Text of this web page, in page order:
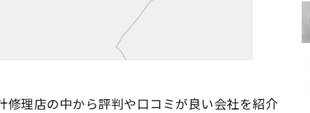
修理店の中から評判や口コミが良い会社を紹介